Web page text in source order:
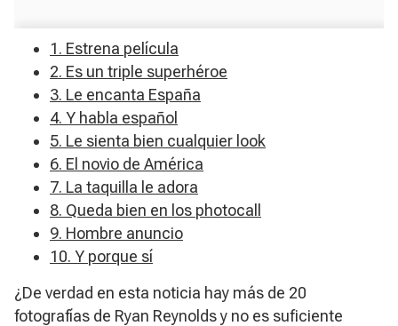
1. Estrena película
2. Es un triple superhéroe
3. Le encanta España
4. Y habla español
5. Le sienta bien cualquier look
6. El novio de América
7. La taquilla le adora
8. Queda bien en los photocall
9. Hombre anuncio
10. Y porque sí
¿De verdad en esta noticia hay más de 20
fotografías de Ryan Reynolds y no es suficiente